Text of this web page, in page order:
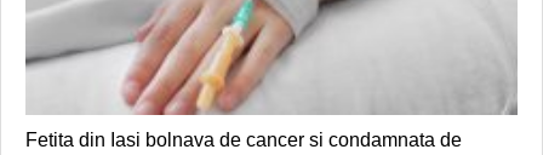
Fetita din Iasi bolnava de cancer si condamnata de